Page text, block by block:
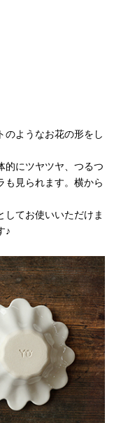
のようなお花の形をし
的にツヤツヤ、つるつ
も見られます。横から
してお使いいただけま
♪